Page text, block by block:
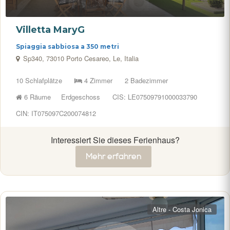
Villetta MaryG
Spiaggia sabbiosa a 350 metri
Sp340, 73010 Porto Cesareo, Le, Italia
10 Schlafplätze 4 Zimmer
2 Badezimmer
6 Räume
Erdgeschoss
CIS: LE07509791000033790
CIN: IT075097C200074812
Interessiert Sie dieses Ferienhaus?
Mehr erfahren
Altre - Costa Jonica